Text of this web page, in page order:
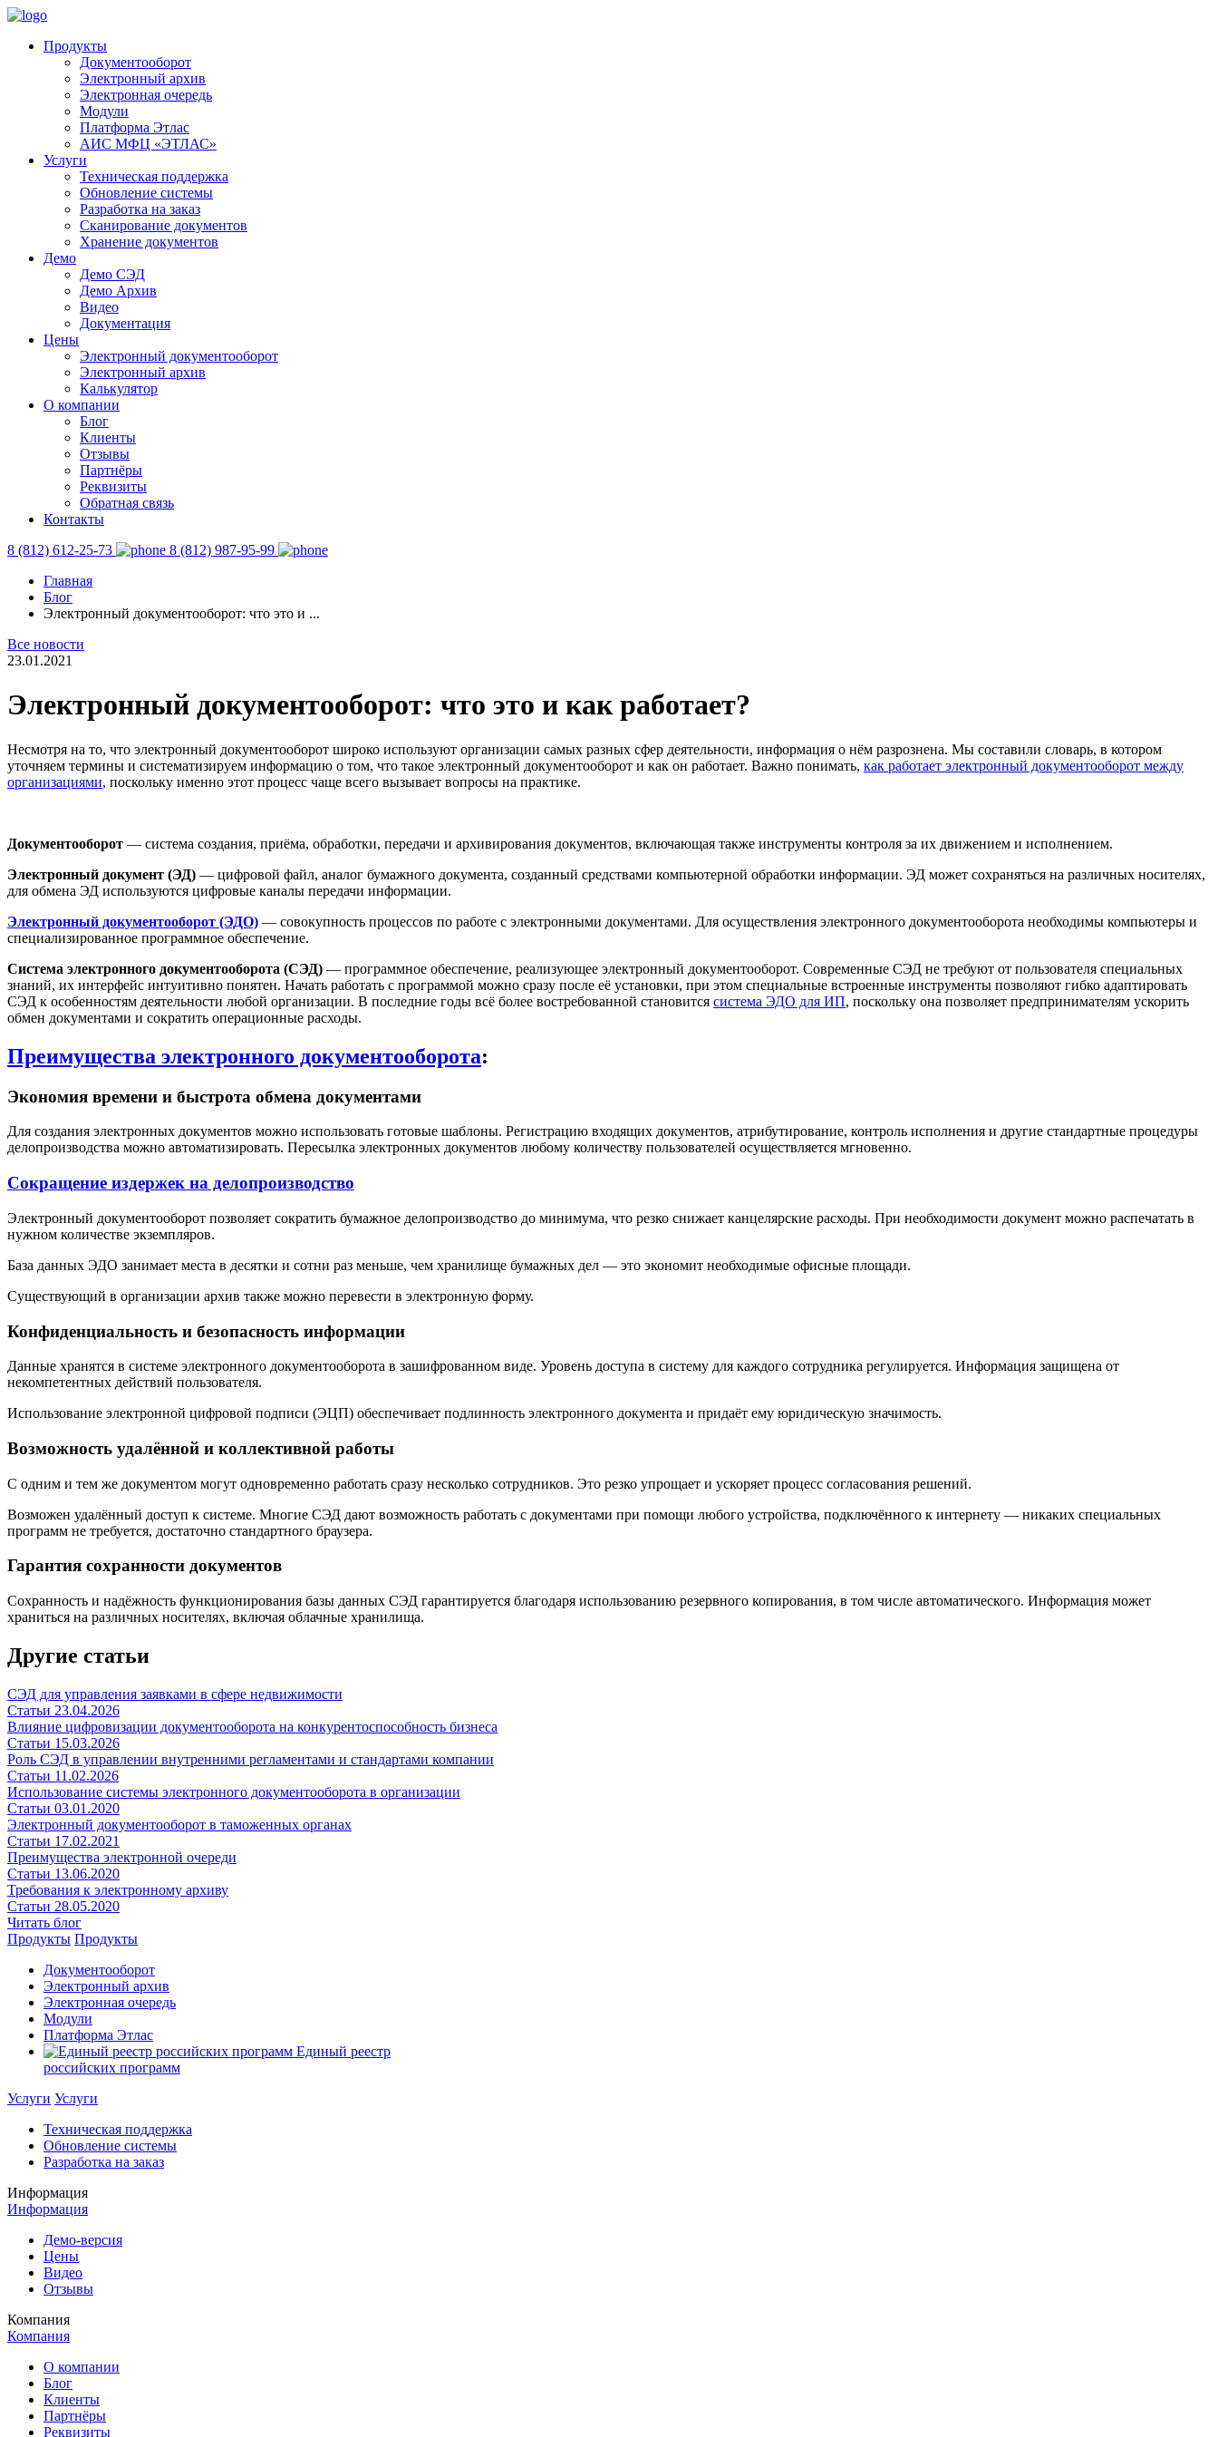
Продукты
Документооборот
Электронный архив
Электронная очередь
Модули
Платформа Этлас
АИС МФЦ «ЭТЛАС»
Услуги
Техническая поддержка
Обновление системы
Разработка на заказ
Сканирование документов
Хранение документов
Демо
Демо СЭД
Демо Архив
Видео
Документация
Цены
Электронный документооборот
Электронный архив
Калькулятор
О компании
Блог
Клиенты
Отзывы
Партнёры
Реквизиты
Обратная связь
Контакты
8 (812) 612-25-73
8 (812) 987-95-99
Главная
Блог
Электронный документооборот: что это и ...
Все новости
23.01.2021
Электронный документооборот: что это и как работает?
Несмотря на то, что электронный документооборот широко используют организации самых разных сфер деятельности, информация о нём разрознена. Мы составили словарь, в котором
уточняем термины и систематизируем информацию о том, что такое электронный документооборот и как он работает. Важно понимать, как работает электронный документооборот между
организациями, поскольку именно этот процесс чаще всего вызывает вопросы на практике.
Документооборот — система создания, приёма, обработки, передачи и архивирования документов, включающая также инструменты контроля за их движением и исполнением.
Электронный документ (ЭД) — цифровой файл, аналог бумажного документа, созданный средствами компьютерной обработки информации. ЭД может сохраняться на различных носителях,
для обмена ЭД используются цифровые каналы передачи информации.
Электронный документооборот (ЭДО) — совокупность процессов по работе с электронными документами. Для осуществления электронного документооборота необходимы компьютеры и
специализированное программное обеспечение.
Система электронного документооборота (СЭД) — программное обеспечение, реализующее электронный документооборот. Современные СЭД не требуют от пользователя специальных
знаний, их интерфейс интуитивно понятен. Начать работать с программой можно сразу после её установки, при этом специальные встроенные инструменты позволяют гибко адаптировать
СЭД к особенностям деятельности любой организации. В последние годы всё более востребованной становится система ЭДО для ИП, поскольку она позволяет предпринимателям ускорить
обмен документами и сократить операционные расходы.
Преимущества электронного документооборота:
Экономия времени и быстрота обмена документами
Для создания электронных документов можно использовать готовые шаблоны. Регистрацию входящих документов, атрибутирование, контроль исполнения и другие стандартные процедуры
делопроизводства можно автоматизировать. Пересылка электронных документов любому количеству пользователей осуществляется мгновенно.
Сокращение издержек на делопроизводство
Электронный документооборот позволяет сократить бумажное делопроизводство до минимума, что резко снижает канцелярские расходы. При необходимости документ можно распечатать в
нужном количестве экземпляров.
База данных ЭДО занимает места в десятки и сотни раз меньше, чем хранилище бумажных дел — это экономит необходимые офисные площади.
Существующий в организации архив также можно перевести в электронную форму.
Конфиденциальность и безопасность информации
Данные хранятся в системе электронного документооборота в зашифрованном виде. Уровень доступа в систему для каждого сотрудника регулируется. Информация защищена от
некомпетентных действий пользователя.
Использование электронной цифровой подписи (ЭЦП) обеспечивает подлинность электронного документа и придаёт ему юридическую значимость.
Возможность удалённой и коллективной работы
С одним и тем же документом могут одновременно работать сразу несколько сотрудников. Это резко упрощает и ускоряет процесс согласования решений.
Возможен удалённый доступ к системе. Многие СЭД дают возможность работать с документами при помощи любого устройства, подключённого к интернету — никаких специальных
программ не требуется, достаточно стандартного браузера.
Гарантия сохранности документов
Сохранность и надёжность функционирования базы данных СЭД гарантируется благодаря использованию резервного копирования, в том числе автоматического. Информация может
храниться на различных носителях, включая облачные хранилища.
Другие статьи
СЭД для управления заявками в сфере недвижимости
Статьи 23.04.2026
Влияние цифровизации документооборота на конкурентоспособность бизнеса
Статьи 15.03.2026
Роль СЭД в управлении внутренними регламентами и стандартами компании
Статьи 11.02.2026
Использование системы электронного документооборота в организации
Статьи 03.01.2020
Электронный документооборот в таможенных органах
Статьи 17.02.2021
Преимущества электронной очереди
Статьи 13.06.2020
Требования к электронному архиву
Статьи 28.05.2020
Читать блог
Продукты Продукты
Документооборот
Электронный архив
Электронная очередь
Модули
Платформа Этлас
Единый реестр
российских программ
Услуги Услуги
Техническая поддержка
Обновление системы
Разработка на заказ
Информация
Информация
Демо-версия
Цены
Видео
Отзывы
Компания
Компания
О компании
Блог
Клиенты
Партнёры
Реквизиты